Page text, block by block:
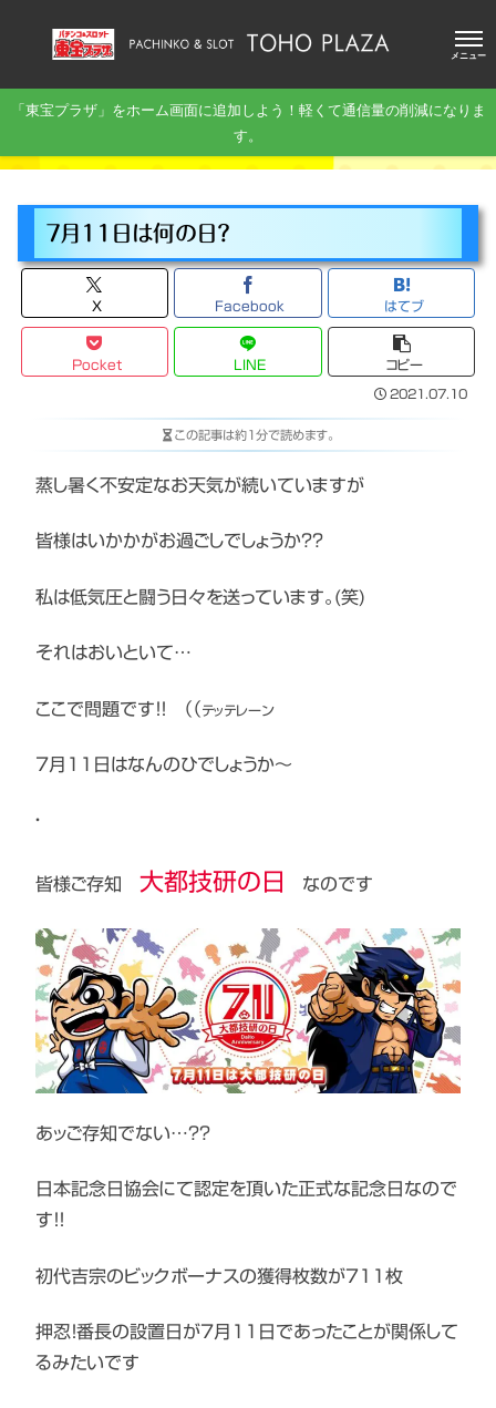
メニュー
「東宝プラザ」をホーム画面に追加しよう！軽くて通信量の削減になりま
す。
7月11日は何の日？
X Facebook はてブ
Pocket LINE コピー
2021.07.10
この記事は約1分で読めます。
蒸し暑く不安定なお天気が続いていますが
皆様はいかかがお過ごしでしょうか？？
私は低気圧と闘う日々を送っています。(笑)
それはおいといて…
ここで問題です！！ （（ テッテレーン
7月１１日はなんのひでしょうか～
・
皆様ご存知 大都技研の日 なのです
あッご存知でない…？？
日本記念日協会にて認定を頂いた正式な記念日なので
す！！
初代吉宗のビックボーナスの獲得枚数が７１１枚
押忍！番長の設置日が7月１１日であったことが関係して
るみたいです